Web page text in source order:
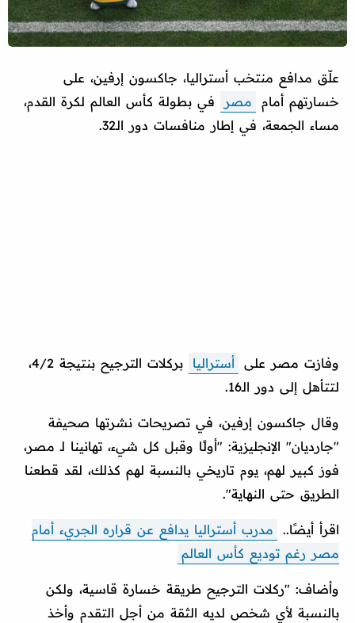
علّق مدافع منتخب أستراليا، جاكسون إرفين، على
خسارتهم أمام
مصر
في بطولة كأس العالم لكرة القدم،
مساء الجمعة، في إطار منافسات دور الـ32.
وفازت مصر على أستراليا
بركلات الترجيح بنتيجة 4/2،
لتتأهل إلى دور الـ16.
وقال جاكسون إرفين، في تصريحات نشرتها صحيفة
"جارديان" الإنجليزية: "أولًا وقبل كل شيء، تهانينا لـ مصر،
فوز كبير لهم، يوم تاريخي بالنسبة لهم كذلك، لقد قطعنا
الطريق حتى النهاية".
اقرأ أيضًا..
مدرب أستراليا يدافع عن قراره الجريء أمام
مصر رغم توديع كأس العالم
وأضاف: "ركلات الترجيح طريقة خسارة قاسية، ولكن
بالنسبة لأي شخص لديه الثقة من أجل التقدم وأخذ